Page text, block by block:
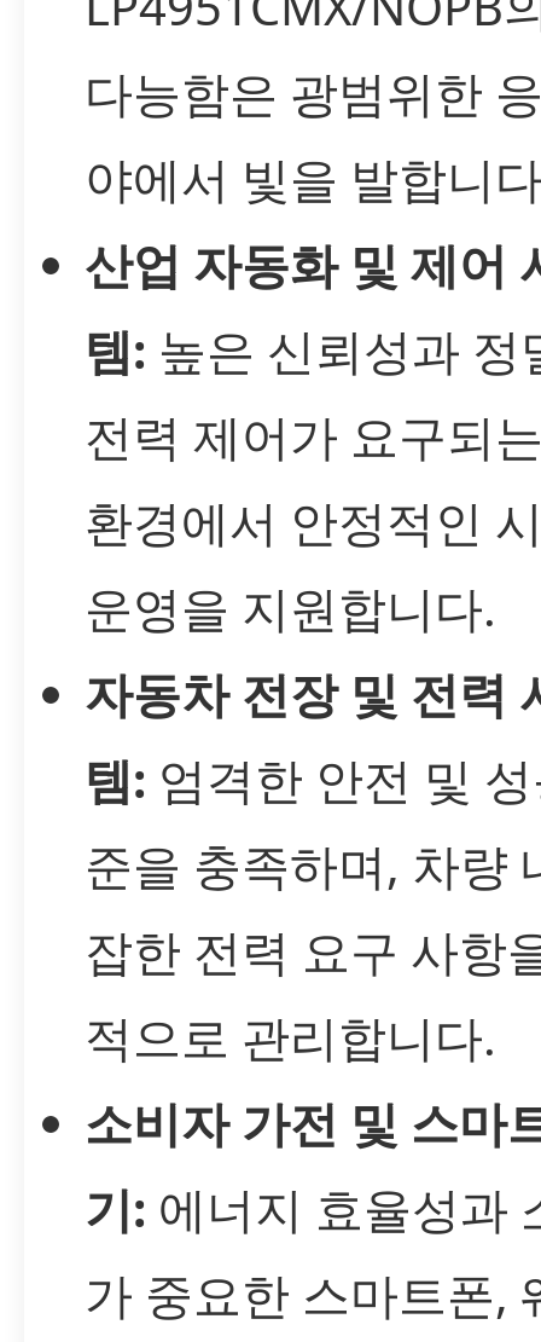
다능함은 광범위한
야에서 빛을 발합니
산업 자동화 및 제어
템: 높은 신뢰성과 정
전력 제어가 요구되
환경에서 안정적인
운영을 지원합니다.
자동차 전장 및 전력
템: 엄격한 안전 및
준을 충족하며, 차량
잡한 전력 요구 사항
적으로 관리합니다.
소비자 가전 및 스마
기: 에너지 효율성과
가 중요한 스마트폰,